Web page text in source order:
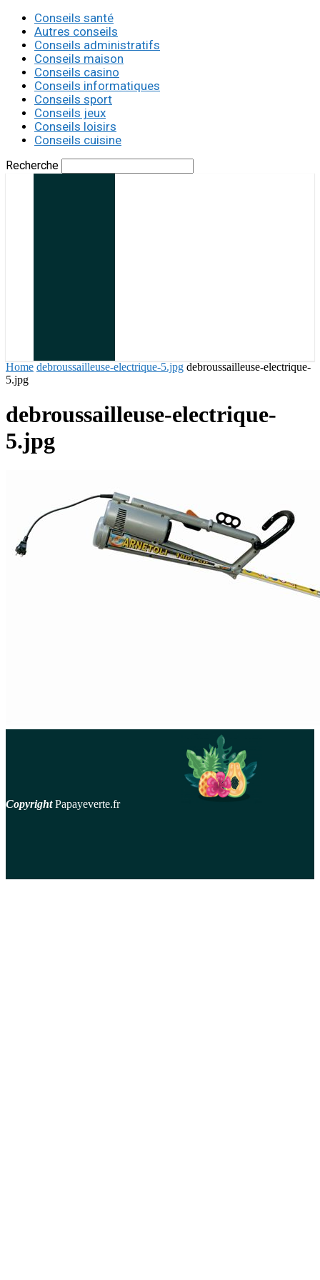
Conseils santé
Autres conseils
Conseils administratifs
Conseils maison
Conseils casino
Conseils informatiques
Conseils sport
Conseils jeux
Conseils loisirs
Conseils cuisine
Recherche
Home debroussailleuse-electrique-5.jpg debroussailleuse-electrique-
5.jpg
debroussailleuse-electrique-
5.jpg
CopyrightPapayeverte.fr